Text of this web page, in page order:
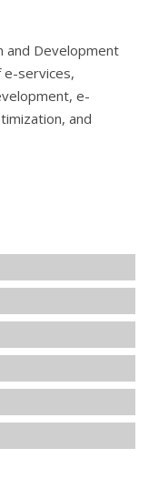
and Development
e-services,
e-
and